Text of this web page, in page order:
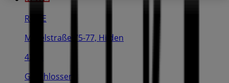
REWE
Mittelstraße 75-77, Hilden
43 m
Geschlossen